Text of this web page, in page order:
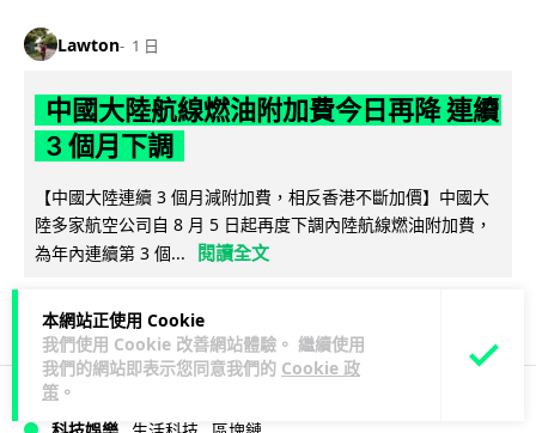
本網站正使用 Cookie
我們使用 Cookie 改善網站體驗。 繼續使用
我們的網站即表示您同意我們的 Cookie 政
策 。
Lawton 1 日
中國大陸航線燃油附加費今日再降 連續
3 個月下調
【中國大陸連續 3 個月減附加費，相反香港不斷加價】中國大
陸多家航空公司自 8 月 5 日起再度下調內陸航線燃油附加費，
為年內連續第 3 個...
閱讀全文
31 5